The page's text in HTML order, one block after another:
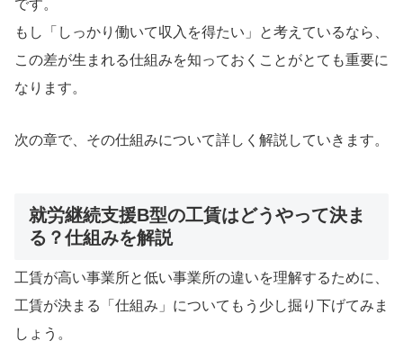
です。
もし「しっかり働いて収入を得たい」と考えているなら、
この差が生まれる仕組みを知っておくことがとても重要に
なります。
次の章で、その仕組みについて詳しく解説していきます。
就労継続支援B型の工賃はどうやって決ま
る？仕組みを解説
工賃が高い事業所と低い事業所の違いを理解するために、
工賃が決まる「仕組み」についてもう少し掘り下げてみま
しょう。